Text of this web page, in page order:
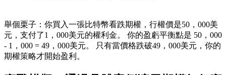
舉個栗子 ：你買入一張比特幣看跌期權，行權價是50，000美
元，支付了1，000美元的權利金。 你的盈虧平衡點是 50，000
- 1，000 = 49，000美元。 只有當價格跌破49，000美元，你的
期權策略才開始盈利。